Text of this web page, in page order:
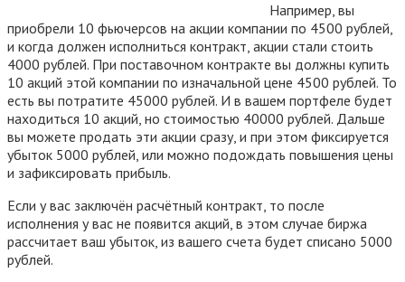
Например, вы
приобрели 10 фьючерсов на акции компании по 4500 рублей,
и когда должен исполниться контракт, акции стали стоить
4000 рублей. При поставочном контракте вы должны купить
10 акций этой компании по изначальной цене 4500 рублей. То
есть вы потратите 45000 рублей. И в вашем портфеле будет
находиться 10 акций, но стоимостью 40000 рублей. Дальше
вы можете продать эти акции сразу, и при этом фиксируется
убыток 5000 рублей, или можно подождать повышения цены
и зафиксировать прибыль.
Если у вас заключён расчётный контракт, то после
исполнения у вас не появится акций, в этом случае биржа
рассчитает ваш убыток, из вашего счета будет списано 5000
рублей.